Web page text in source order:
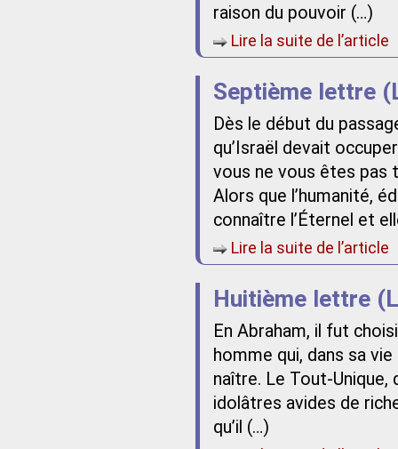
raison du pouvoir (…)
Lire la suite de l’article
Septième lettre
Dès le début du
qu’Israël devait
vous ne vous êtes pas
Alors que l’humanité,
connaître l’Éternel et
Lire la suite de l’article
Huitième lettre
En Abraham, il fut
homme qui, dans sa
naître. Le Tout-Unique,
idolâtres avides de
qu’il (…)